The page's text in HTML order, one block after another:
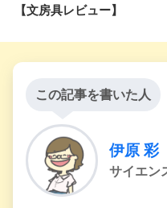
【文房具レビュー】
この記事を書いた人
伊原 彩
サイエン